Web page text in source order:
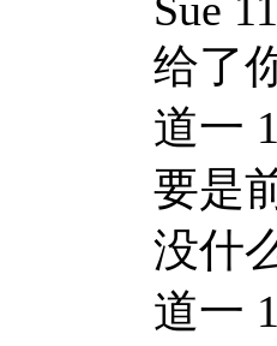
给了
道一
要是
没什
道一